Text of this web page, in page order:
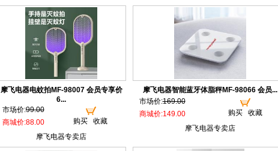
摩飞电器电蚊拍MF-98007 会员专享价
6...
市场价:99.00
购买
收藏
商城价:88.00
摩飞电器专卖店
摩飞电器智能蓝牙体脂秤MF-98066 会员...
市场价:169.00
购买
收藏
商城价:149.00
摩飞电器专卖店